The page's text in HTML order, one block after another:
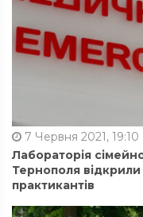
7 Червня 2021, 19:10
Лабораторія
Тернополя
практикантів